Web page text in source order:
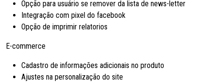
Opção para usuário se remover da lista de news-letter
Integração com pixel do facebook
Opção de imprimir relatorios
E-commerce
Cadastro de informações adicionais no produto
Ajustes na personalização do site